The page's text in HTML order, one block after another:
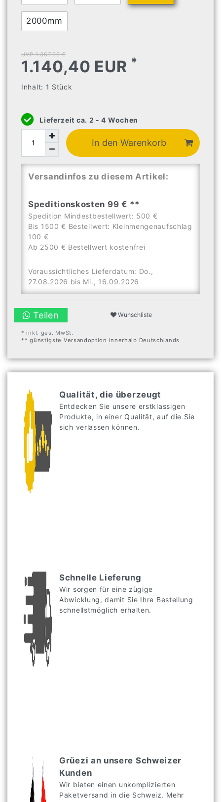
2000mm
UVP 1.357,00 €
1.140,40 EUR *
Inhalt: 1 Stück
Lieferzeit ca. 2 - 4 Wochen
In den Warenkorb
Versandinfos zu diesem Artikel:
Speditionskosten 99 € **
Spedition Mindestbestellwert: 500 €
Bis 1500 € Bestellwert: Kleinmengenaufschlag
100 €
Ab 2500 € Bestellwert kostenfrei
Voraussichtliches Lieferdatum: Do.,
27.08.2026 bis Mi., 16.09.2026
Teilen Wunschliste
* inkl. ges. MwSt.
** günstigste Versandoption innerhalb Deutschlands
Qualität, die überzeugt
Entdecken Sie unsere erstklassigen
Produkte, in einer Qualität, auf die Sie
sich verlassen können.
Schnelle Lieferung
Wir sorgen für eine zügige
Abwicklung, damit Sie Ihre Bestellung
schnellstmöglich erhalten.
Grüezi an unsere Schweizer
Kunden
Wir bieten einen unkomplizierten
Paketversand in die Schweiz. Mehr